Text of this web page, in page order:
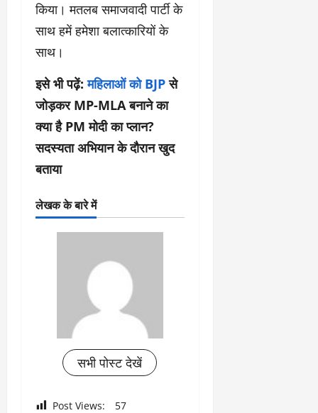
किया। मतलब समाजवादी पार्टी के
साथ हमें हमेशा बलात्कारियों के
साथ।
इसे भी पढ़ें:महिलाओं को BJPसे
जोड़कर MP-MLA बनाने का
क्या है PM मोदी का प्लान?
सदस्यता अभियान के दौरान खुद
बताया
लेखक के बारे में
सभी पोस्ट देखें
Post Views: 57